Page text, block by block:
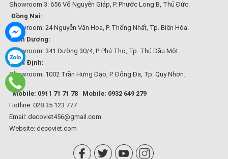
Showroom 3: 656 Võ Nguyên Giáp, P. Phước Long B, Thủ Đức.
Đồng Nai:
Showroom: 24 Nguyễn Văn Hoa, P. Thống Nhất, Tp. Biên Hòa.
Bình Dương:
Showroom: 341 Đường 30/4, P. Phú Thọ, Tp. Thủ Dầu Một.
Bình Định:
Showroom: 1002 Trần Hưng Đạo, P. Đống Đa, Tp. Quy Nhơn.
Mobile: 0911 71 71 78
Mobile: 0932 649 279
Hotline: 028 35 123 777
Email: decoviet456@gmail.com
Website: decoviet.com